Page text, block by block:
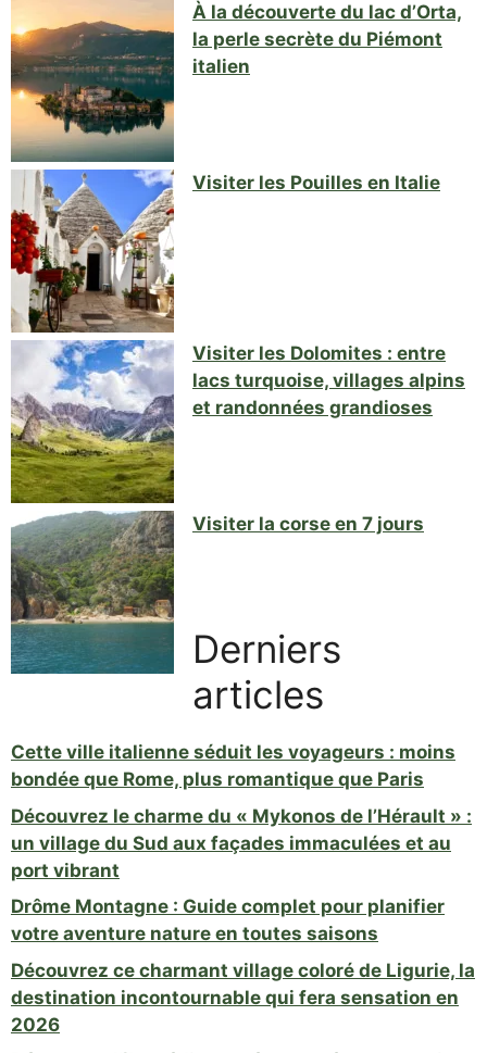
À la découverte du lac d’Orta,
la perle secrète du Piémont
italien
Visiter les Pouilles en Italie
Visiter les Dolomites : entre
lacs turquoise, villages alpins
et randonnées grandioses
Visiter la corse en 7 jours
Derniers
articles
Cette ville italienne séduit les voyageurs : moins
bondée que Rome, plus romantique que Paris
Découvrez le charme du « Mykonos de l’Hérault » :
un village du Sud aux façades immaculées et au
port vibrant
Drôme Montagne : Guide complet pour planifier
votre aventure nature en toutes saisons
Découvrez ce charmant village coloré de Ligurie, la
destination incontournable qui fera sensation en
2026